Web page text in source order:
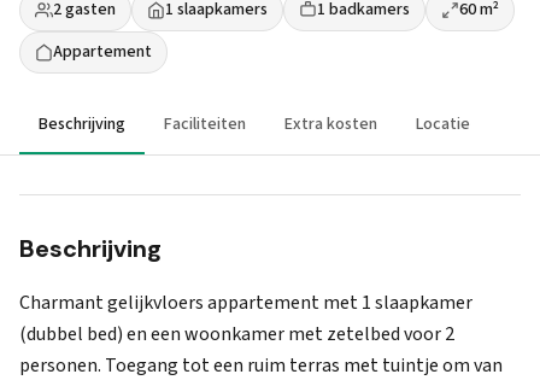
2 gasten 1 slaapkamers 1 badkamers
60 m²
Appartement
Beschrijving Faciliteiten Extra kosten Locatie
Beschrijving
Charmant gelijkvloers appartement met 1 slaapkamer
(dubbel bed) en een woonkamer met zetelbed voor 2
personen. Toegang tot een ruim terras met tuintje om van